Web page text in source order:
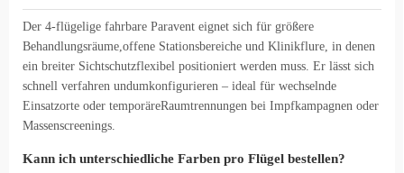
Der 4-flügelige fahrbare Paravent eignet sich für größere
Behandlungsräume,offene Stationsbereiche und Klinikflure, in denen
ein breiter Sichtschutzflexibel positioniert werden muss. Er lässt sich
schnell verfahren undumkonfigurieren – ideal für wechselnde
Einsatzorte oder temporäreRaumtrennungen bei Impfkampagnen oder
Massenscreenings.
Kann ich unterschiedliche Farben pro Flügel bestellen?